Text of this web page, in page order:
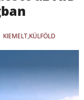
KIEMELT,KÜLFÖLD